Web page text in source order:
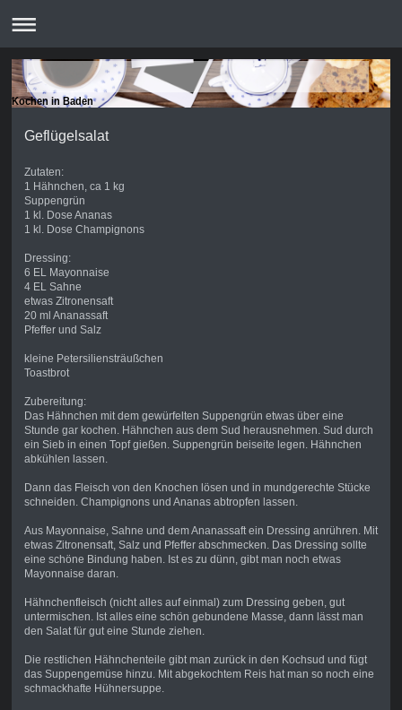
Kochen in Baden
Geflügelsalat
Zutaten:
1 Hähnchen, ca 1 kg
Suppengrün
1 kl. Dose Ananas
1 kl. Dose Champignons
Dressing:
6 EL Mayonnaise
4 EL Sahne
etwas Zitronensaft
20 ml Ananassaft
Pfeffer und Salz
kleine Petersiliensträußchen
Toastbrot
Zubereitung:
Das Hähnchen mit dem gewürfelten Suppengrün etwas über eine
Stunde gar kochen. Hähnchen aus dem Sud herausnehmen. Sud durch
ein Sieb in einen Topf gießen. Suppengrün beiseite legen. Hähnchen
abkühlen lassen.
Dann das Fleisch von den Knochen lösen und in mundgerechte Stücke
schneiden. Champignons und Ananas abtropfen lassen.
Aus Mayonnaise, Sahne und dem Ananassaft ein Dressing anrühren. Mit
etwas Zitronensaft, Salz und Pfeffer abschmecken. Das Dressing sollte
eine schöne Bindung haben. Ist es zu dünn, gibt man noch etwas
Mayonnaise daran.
Hähnchenfleisch (nicht alles auf einmal) zum Dressing geben, gut
untermischen. Ist alles eine schön gebundene Masse, dann lässt man
den Salat für gut eine Stunde ziehen.
Die restlichen Hähnchenteile gibt man zurück in den Kochsud und fügt
das Suppengemüse hinzu. Mit abgekochtem Reis hat man so noch eine
schmackhafte Hühnersuppe.